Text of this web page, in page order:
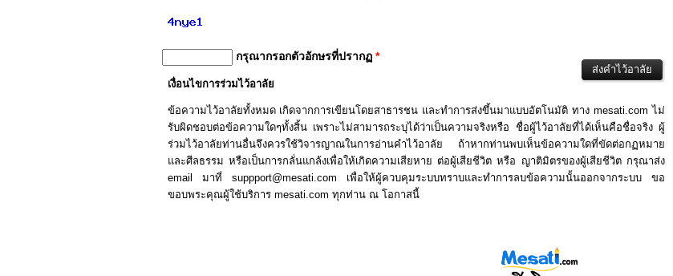
กรุณากรอกตัวอักษรที่ปรากฏ *
เงื่อนไขการร่วมไว้อาลัย
ข้อความไว้อาลัยทั้งหมด เกิดจากการเขียนโดยสาธารชน และทำการส่งขึ้นมาแบบอัตโนมัติ ทาง mesati.com ไม่
รับผิดชอบต่อข้อความใดๆทั้งสิ้น เพราะไม่สามารถระบุได้ว่าเป็นความจริงหรือ ชื่อผู้ไว้อาลัยที่ได้เห็นคือชื่อจริง ผู้
ร่วมไว้อาลัยท่านอื่นจึงควรใช้วิจารญาณในการอ่านคำไว้อาลัย ถ้าหากท่านพบเห็นข้อความใดที่ขัดต่อกฏหมาย
และศีลธรรม หรือเป็นการกลั่นแกล้งเพื่อให้เกิดความเสียหาย ต่อผู้เสียชีวิต หรือ ญาติมิตรของผู้เสียชีวิต กรุณาส่ง
email มาที่ suppport@mesati.com เพื่อให้ผู้ควบคุมระบบทราบและทำการลบข้อความนั้นออกจากระบบ ขอ
ขอบพระคุณผู้ใช้บริการ mesati.com ทุกท่าน ณ โอกาสนี้